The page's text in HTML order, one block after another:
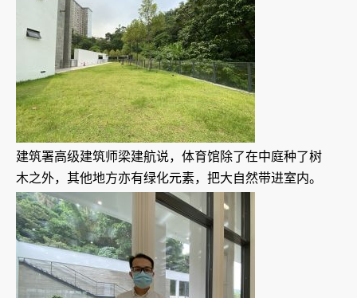
建筑署高级建筑师梁建航说，体育馆除了在中庭种了树
木之外，其他地方亦有绿化元素，把大自然带进室内。